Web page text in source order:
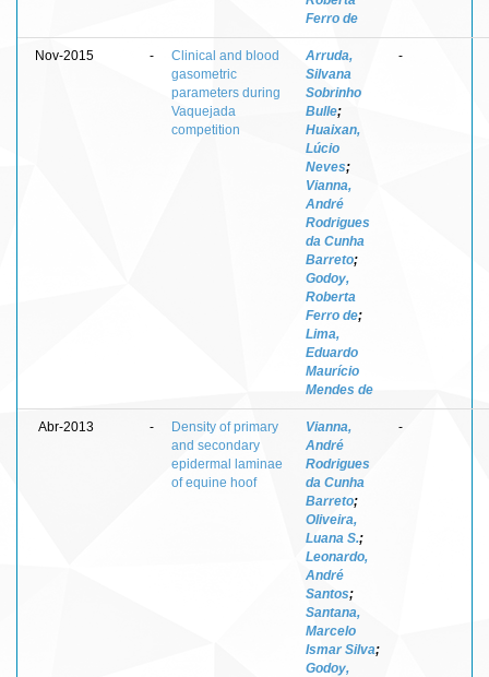
Ferro de
Nov-2015 -
Clinical and blood
gasometric
parameters during
Vaquejada
competition
Arruda,
Silvana
Sobrinho
Bulle;
Huaixan,
Lúcio
Neves;
Vianna,
André
Rodrigues
da Cunha
Barreto;
Godoy,
Roberta
Ferro de;
Lima,
Eduardo
Maurício
Mendes de
-
Abr-2013 -
Density of primary
and secondary
epidermal laminae
of equine hoof
Vianna,
André
Rodrigues
da Cunha
Barreto;
Oliveira,
Luana S.;
Leonardo,
André
Santos;
Santana,
Marcelo
Ismar Silva;
Godoy,
-